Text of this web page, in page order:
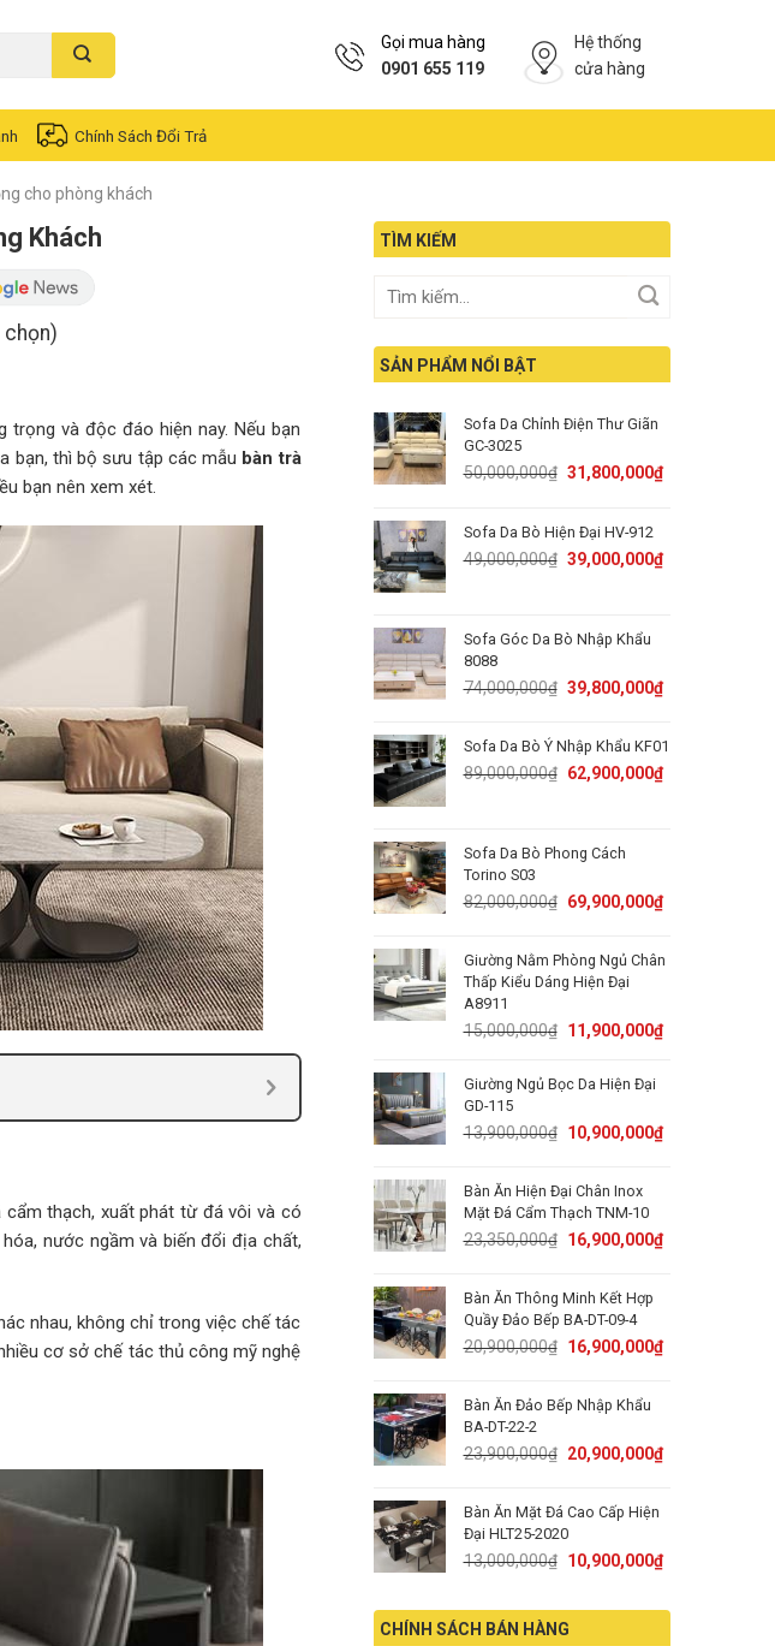
Gọi mua hàng
0901 655 119
Hệ thống
cửa hàng
Chính Sách Đổi Trả
cho phòng khách
Khách
chọn)
và độc đáo hiện nay. Nếu bạn
bạn, thì bộ sưu tập các mẫu bàn trà
bạn nên xem xét.
thạch, xuất phát từ đá vôi và có
nước ngầm và biến đổi địa chất,
nhau, không chỉ trong việc chế tác
cơ sở chế tác thủ công mỹ nghệ
TÌM KIẾM
SẢN PHẨM NỔI BẬT
Sofa Da Chỉnh Điện Thư Giãn
GC-3025
50,000,000₫ Original
50,000,000₫.
31,800,000₫Current
Sofa Da Bò Hiện Đại HV-912
49,000,000₫ Original
49,000,000₫.
39,000,000₫Current
Sofa Góc Da Bò Nhập Khẩu
8088
74,000,000₫ Original
74,000,000₫.
39,800,000₫Current
39,800,000₫.
Sofa Da Bò Ý Nhập Khẩu KF01
89,000,000₫ Original
62,900,000₫Current
Sofa Da Bò Phong Cách
Torino S03
82,000,000₫ Original
82,000,000₫.
69,900,000₫Current
69,900,000₫.
Giường Nằm Phòng Ngủ Chân
Thấp Kiểu Dáng Hiện Đại
A8911
15,000,000₫ Original
was:
15,000,000₫.
11,900,000₫Current
Giường Ngủ Bọc Da Hiện Đại
GD-115
13,900,000₫ Original
13,900,000₫.
10,900,000₫Current
Bàn Ăn Hiện Đại Chân Inox
Mặt Đá Cẩm Thạch TNM-10
23,350,000₫ Original
23,350,000₫.
16,900,000₫Current
Bàn Ăn Thông Minh Kết Hợp
Quầy Đảo Bếp BA-DT-09-4
20,900,000₫ Original
20,900,000₫.
16,900,000₫Current
Bàn Ăn Đảo Bếp Nhập Khẩu
BA-DT-22-2
23,900,000₫ Original
23,900,000₫.
20,900,000₫Current
Bàn Ăn Mặt Đá Cao Cấp Hiện
Đại HLT25-2020
13,000,000₫ Original
was:
13,000,000₫.
10,900,000₫Current
is:
CHÍNH SÁCH BÁN HÀNG